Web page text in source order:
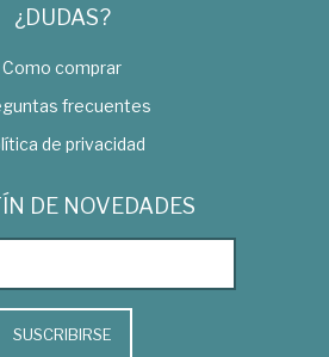
¿DUDAS?
Como comprar
frecuentes
de privacidad
DE NOVEDADES
SUSCRIBIRSE